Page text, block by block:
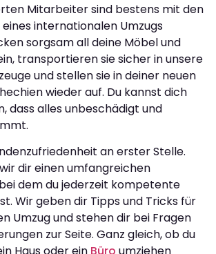
Mitarbeiter sind bestens mit den
internationalen Umzugs
sorgsam all deine Möbel und
transportieren sie sicher in unsere
und stellen sie in deiner neuen
wieder auf. Du kannst dich
dass alles unbeschädigt und
an erster Stelle.
dir einen umfangreichen
dem du jederzeit kompetente
Wir geben dir Tipps und Tricks für
Umzug und stehen dir bei Fragen
zur Seite. Ganz gleich, ob du